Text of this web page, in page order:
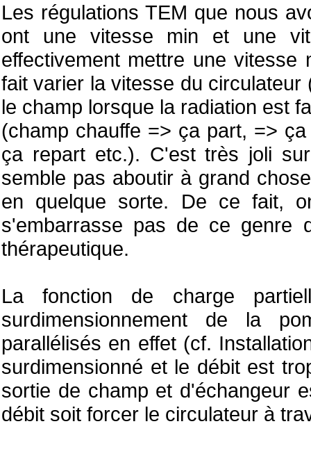
Les régulations TEM que nous
ont une vitesse min et une
effectivement mettre une
fait varier la vitesse du
le champ lorsque la radiation est
(champ chauffe => ça part, =>
ça repart etc.). C'est très joli
semble pas aboutir à grand
en quelque sorte. De ce fait,
s'embarrasse pas de ce genre
thérapeutique.
La fonction de charge
surdimensionnement de la
parallélisés en effet (cf.
surdimensionné et le débit est
sortie de champ et d'échangeur
débit soit forcer le circulateur à